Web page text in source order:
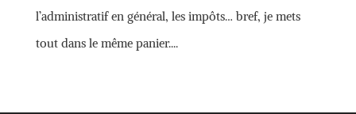
l’administratif en général, les impôts… bref, je mets
tout dans le même panier....